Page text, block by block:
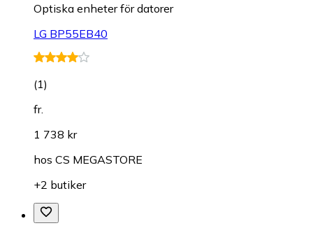
Optiska enheter för datorer
LG BP55EB40
(1)
fr.
1 738 kr
hos CS MEGASTORE
+2 butiker